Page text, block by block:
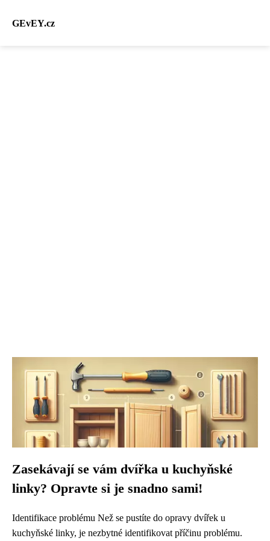
GEvEY.cz
Zasekávají se vám dvířka u kuchyňské
linky? Opravte si je snadno sami!
Identifikace problému Než se pustíte do opravy dvířek u
kuchyňské linky, je nezbytné identifikovat příčinu problému.